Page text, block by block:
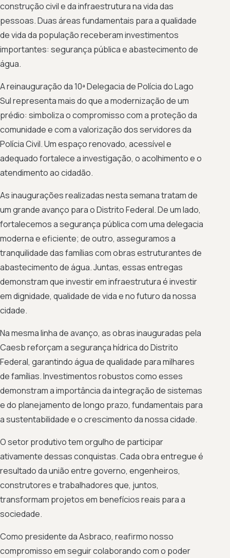
construção civil e da infraestrutura na vida das
pessoas. Duas áreas fundamentais para a qualidade
de vida da população receberam investimentos
importantes: segurança pública e abastecimento de
água.
A reinauguração da 10ª Delegacia de Polícia do Lago
Sul representa mais do que a modernização de um
prédio: simboliza o compromisso com a proteção da
comunidade e com a valorização dos servidores da
Polícia Civil. Um espaço renovado, acessível e
adequado fortalece a investigação, o acolhimento e o
atendimento ao cidadão.
As inaugurações realizadas nesta semana tratam de
um grande avanço para o Distrito Federal. De um lado,
fortalecemos a segurança pública com uma delegacia
moderna e eficiente; de outro, asseguramos a
tranquilidade das famílias com obras estruturantes de
abastecimento de água. Juntas, essas entregas
demonstram que investir em infraestrutura é investir
em dignidade, qualidade de vida e no futuro da nossa
cidade.
Na mesma linha de avanço, as obras inauguradas pela
Caesb reforçam a segurança hídrica do Distrito
Federal, garantindo água de qualidade para milhares
de famílias. Investimentos robustos como esses
demonstram a importância da integração de sistemas
e do planejamento de longo prazo, fundamentais para
a sustentabilidade e o crescimento da nossa cidade.
O setor produtivo tem orgulho de participar
ativamente dessas conquistas. Cada obra entregue é
resultado da união entre governo, engenheiros,
construtores e trabalhadores que, juntos,
transformam projetos em benefícios reais para a
sociedade.
Como presidente da Asbraco, reafirmo nosso
compromisso em seguir colaborando com o poder